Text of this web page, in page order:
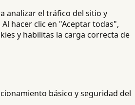
analizar el tráfico del sitio y
hacer clic en "Aceptar todas",
y habilitas la carga correcta de
básico y seguridad del